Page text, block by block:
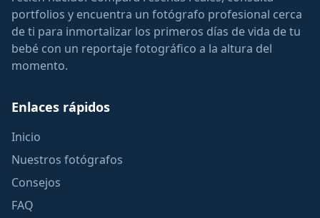
portfolios y encuentra un fotógrafo profesional cerca
de ti para inmortalizar los primeros días de vida de tu
bebé con un reportaje fotográfico a la altura del
momento.
Enlaces rápidos
Inicio
Nuestros fotógrafos
Consejos
FAQ